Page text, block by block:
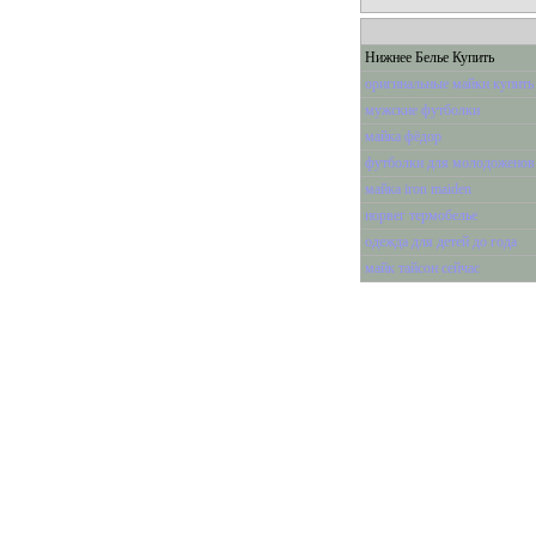
Нижнее Белье Купить
оригинальные майки купить
мужские футболки
майка фёдор
футболки для молодоженов
майка iron maiden
норвег термобелье
одежда для детей до года
майк тайсон сейчас